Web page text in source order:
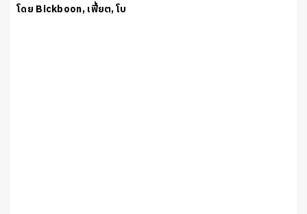
โดย Bickboon, เฟี้ยต, โบ